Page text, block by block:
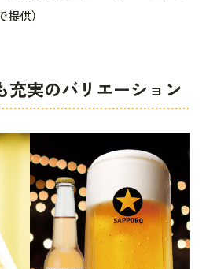
供）
充実のバリエーション